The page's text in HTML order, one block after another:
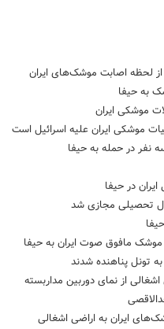
لحظه اصابت موشک‌های ایران
به حیفا
موشکی ایران
موشکی ایران علیه اسرائیل است
نفر در حمله به حیفا
در حیفا
تحصیلی مجازی شد
موشک مافوق صوت ایران به حیفا
تونل پناهنده شدند
از نمای دوربین مداربسته
ایران به اراضی اشغالی